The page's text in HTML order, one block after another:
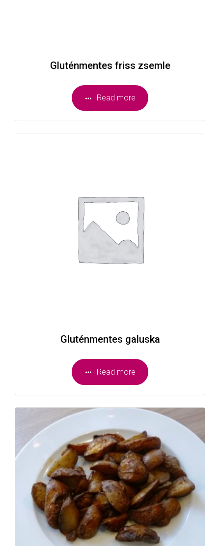
Gluténmentes friss zsemle
Read more
Gluténmentes galuska
Read more